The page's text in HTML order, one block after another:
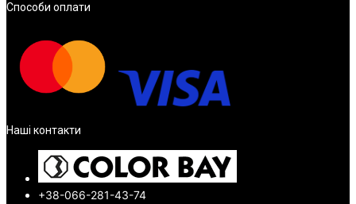
Способи оплати
Наші контакти
+38-066-281-43-74